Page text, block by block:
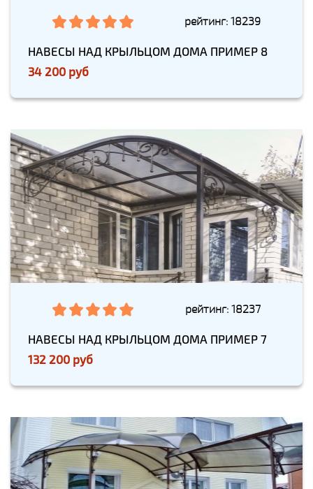
рейтинг: 18239
НАВЕСЫ НАД КРЫЛЬЦОМ ДОМА ПРИМЕР 8
34 200 руб
рейтинг: 18237
НАВЕСЫ НАД КРЫЛЬЦОМ ДОМА ПРИМЕР 7
132 200 руб